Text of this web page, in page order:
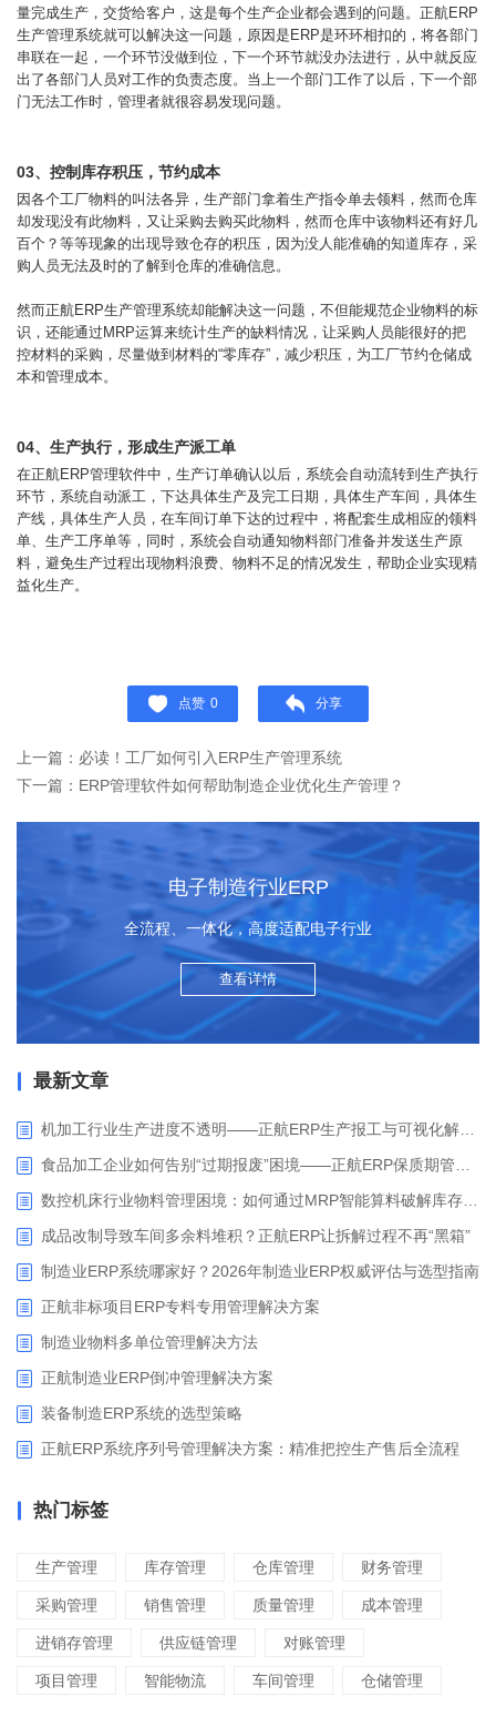
量完成生产，交货给客户，这是每个生产企业都会遇到的问题。正航ERP
生产管理系统就可以解决这一问题，原因是ERP是环环相扣的，将各部门
串联在一起，一个环节没做到位，下一个环节就没办法进行，从中就反应
出了各部门人员对工作的负责态度。当上一个部门工作了以后，下一个部
门无法工作时，管理者就很容易发现问题。
03、控制库存积压，节约成本
因各个工厂物料的叫法各异，生产部门拿着生产指令单去领料，然而仓库
却发现没有此物料，又让采购去购买此物料，然而仓库中该物料还有好几
百个？等等现象的出现导致仓存的积压，因为没人能准确的知道库存，采
购人员无法及时的了解到仓库的准确信息。
然而正航ERP生产管理系统却能解决这一问题，不但能规范企业物料的标
识，还能通过MRP运算来统计生产的缺料情况，让采购人员能很好的把
控材料的采购，尽量做到材料的“零库存”，减少积压，为工厂节约仓储成
本和管理成本。
04、 生产执行，形成生产派工单
在正航ERP管理软件中，生产订单确认以后，系统会自动流转到生产执行
环节，系统自动派工，下达具体生产及完工日期，具体生产车间，具体生
产线，具体生产人员，在车间订单下达的过程中，将配套生成相应的领料
单、生产工序单等，同时，系统会自动通知物料部门准备并发送生产原
料，避免生产过程出现物料浪费、物料不足的情况发生，帮助企业实现精
益化生产。
点赞 0 分享
上一篇：必读！工厂如何引入ERP生产管理系统
下一篇：ERP管理软件如何帮助制造企业优化生产管理？
电子制造行业ERP
全流程、一体化，高度适配电子行业
查看详情
最新文章
成品改制导致车间多余料堆积？正航ERP让拆解过程不再“黑箱”
制造业ERP系统哪家好？2026年制造业ERP权威评估与选型指南
正航非标项目ERP专料专用管理解决方案
制造业物料多单位管理解决方法
正航制造业ERP倒冲管理解决方案
装备制造ERP系统的选型策略
正航ERP系统序列号管理解决方案：精准把控生产售后全流程
热门标签
生产管理 库存管理 仓库管理 财务管理
采购管理 销售管理 质量管理 成本管理
进销存管理 供应链管理 对账管理
项目管理 智能物流 车间管理 仓储管理